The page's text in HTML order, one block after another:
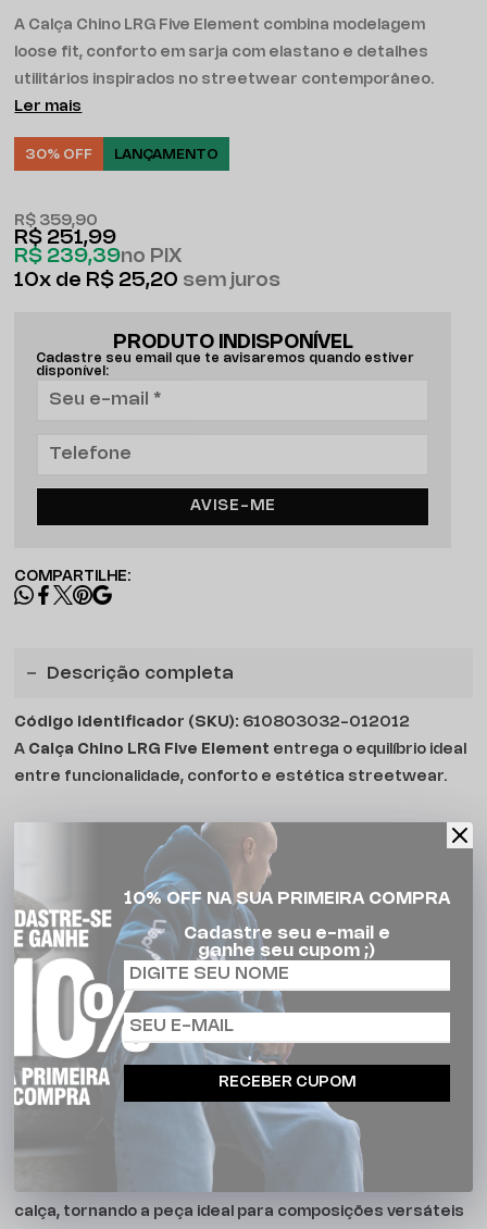
A Calça Chino LRG Five Element combina modelagem
loose fit, conforto em sarja com elastano e detalhes
utilitários inspirados no streetwear contemporâneo.
Ler mais
30% OFF LANÇAMENTO
R$ 239,39no PIX
R$ 359,90
R$ 251,99
10x R$ 25,20 sem juros
PRODUTO INDISPONÍVEL
Cadastre seu email que te avisaremos quando estiver
disponível:
AVISE-ME
COMPARTILHE:
Descrição completa
Código identificador (SKU): 610803032-012012
A Calça Chino LRG Five Element entrega o equilíbrio ideal
entre funcionalidade, conforto e estética streetwear.
Confeccionada em sarja Dubai com elastano, oferece
estrutura resistente, toque confortável e liberdade de
movimento para acompanhar a rotina urbana. Sua
modelagem loose fit proporciona caimento mais solto e
moderno, alinhado às principais referências do skate e do
streetwear atual.
O modelo conta com bolso faca frontal, bolso relógio,
bolsos traseiros com lapela e botão, além de bolso lateral
utilitário aplicado na perna, reforçando o visual utilitário e
autêntico da peça.
Os acabamentos premium, passantes reforçados e
detalhes bordados elevam ainda mais a construção da
calça, tornando a peça ideal para composições versáteis
10% OFF NA SUA PRIMEIRA COMPRA
Cadastre seu e-mail e
ganhe seu cupom ;)
RECEBER CUPOM